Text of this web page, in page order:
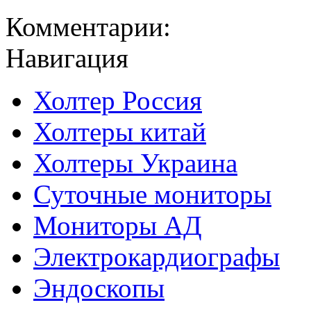
Комментарии:
Навигация
Холтер Россия
Холтеры китай
Холтеры Украина
Суточные мониторы
Мониторы АД
Электрокардиографы
Эндоскопы